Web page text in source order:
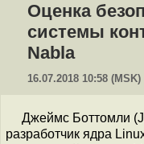
Оценка
системы
Nabla
16.07.2018 10:58 (MSK)
Джеймс Боттомли
разработчик ядра